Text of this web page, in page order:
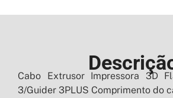
Cabo Extrusor Impressora 3D
3/Guider 3PLUS Comprimento do